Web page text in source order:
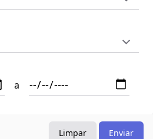
a
Limpar Enviar